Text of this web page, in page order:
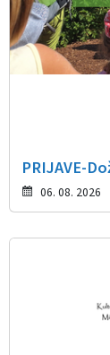
PRIJAVE-
06. 08. 2026